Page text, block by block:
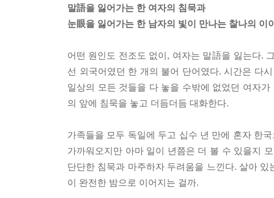
말語을 잃어가는 한 여자의 침묵과
눈眼을 잃어가는 한 남자의 빛이 만나는 찰나의 이
어떤 원인도 전조도 없이, 여자는 말語을 잃는다.
선 외국어였던 한 개의 불어 단어였다. 시간은 다
일상의 모든 것들을 다 놓을 수밖에 없었던 여자
의 앞에 침묵을 놓고 더듬더듬 대화한다.
가족들을 모두 독일에 두고 십수 년 만에 혼자 한
가까워오지만 아마 일이 년쯤은 더 볼 수 있을지
단단한 침묵과 마주하자 두려움을 느낀다. 살아
이 완전한 밤으로 이어지는 걸까.